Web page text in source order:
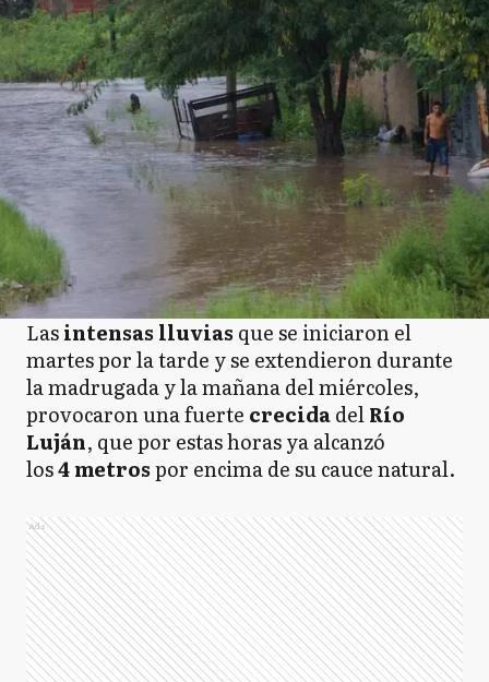
Lasintensas lluvias que se iniciaron el
martes por la tarde y se extendieron durante
la madrugada y la mañana del miércoles,
provocaron una fuerte crecidadelRío
Luján, que por estas horas ya alcanzó
los4 metrospor encima de su cauce natural.
Ads